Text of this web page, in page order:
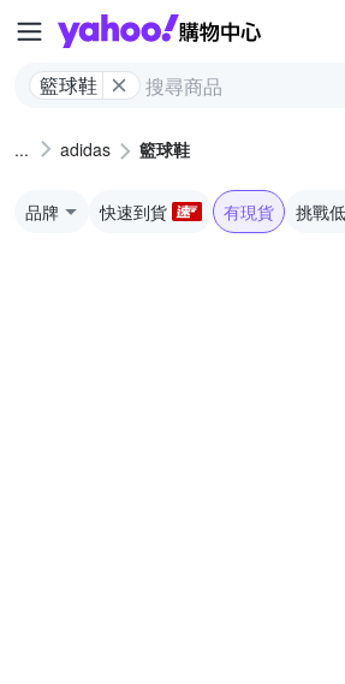
Yahoo
籃球鞋
adidas 籃球鞋
品牌 快速到貨 有現貨 挑戰